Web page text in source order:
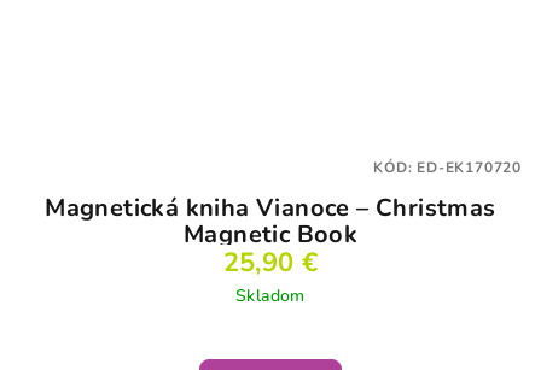
Magnetická kniha Vianoce – Christmas
Magnetic Book
25,90 €
Skladom
KÓD: ED-EK170720